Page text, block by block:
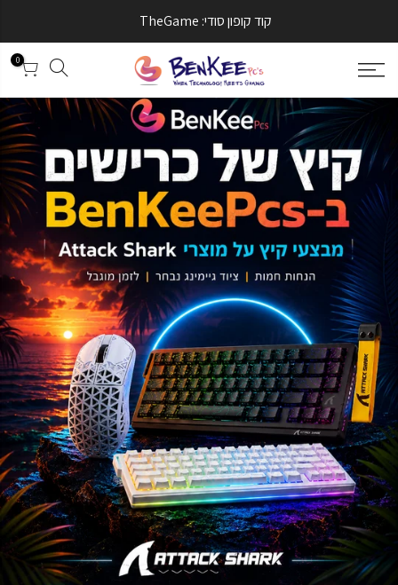
קוד קופון סודי: TheGame
0